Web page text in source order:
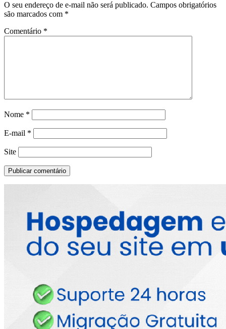
O seu endereço de e-mail não será publicado. Campos obrigatórios
são marcados com *
Comentário *
Nome *
E-mail *
Site